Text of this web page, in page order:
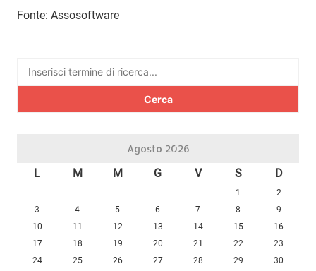
Fonte: Assosoftware
Ricerca
Agosto 2026
L M M G V S D
1
2
3
4 5 6 7 8
9
10
11 12 13 14 15
16
17
18 19 20 21 22
23
24
25 26 27 28 29
30